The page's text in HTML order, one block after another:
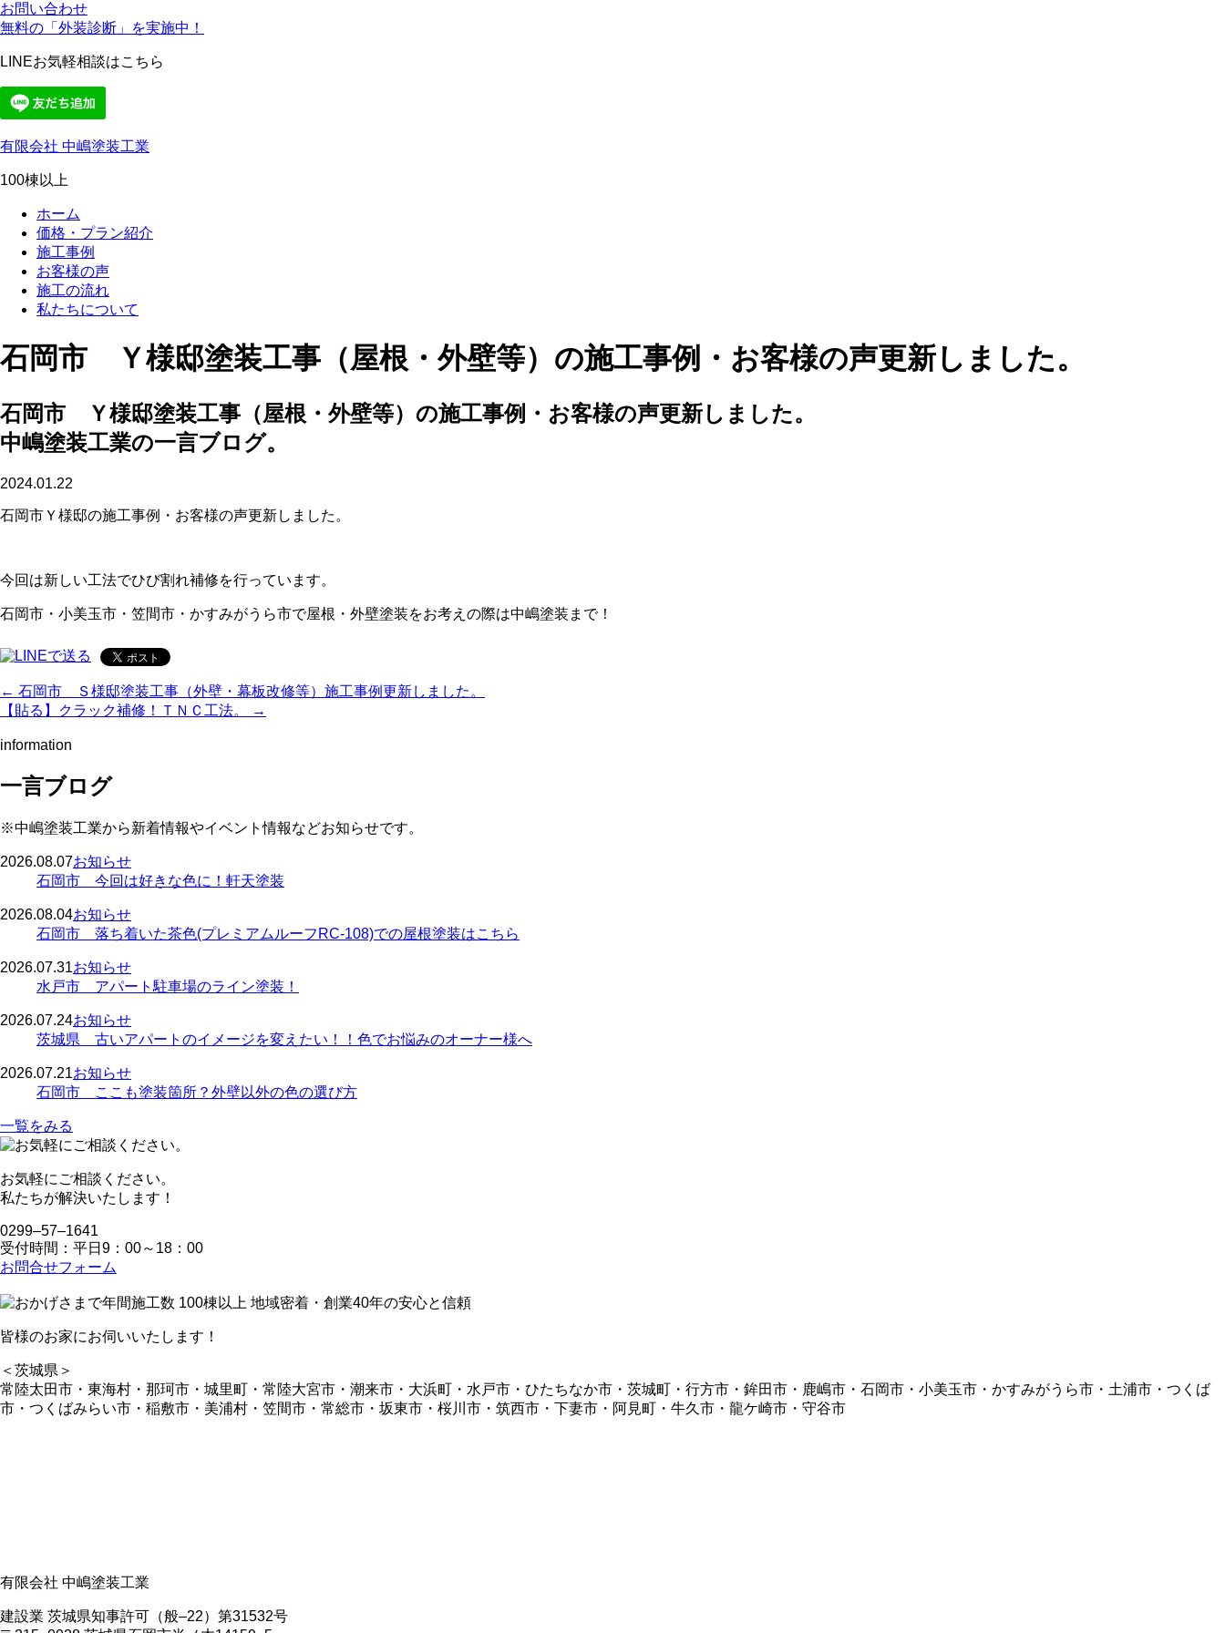
お問い合わせ
無料の「外装診断」を実施中！
LINEお気軽相談はこちら
有限会社 中嶋塗装工業
100棟以上
ホーム
価格・プラン紹介
施工事例
お客様の声
施工の流れ
私たちについて
石岡市 Ｙ様邸塗装工事（屋根・外壁等）の施工事例・お客様の声更新しました。
石岡市 Ｙ様邸塗装工事（屋根・外壁等）の施工事例・お客様の声更新しました。
中嶋塗装工業の一言ブログ。
2024.01.22
石岡市Ｙ様邸の施工事例・お客様の声更新しました。
今回は新しい工法でひび割れ補修を行っています。
石岡市・小美玉市・笠間市・かすみがうら市で屋根・外壁塗装をお考えの際は中嶋塗装まで！
← 石岡市 Ｓ様邸塗装工事（外壁・幕板改修等）施工事例更新しました。
【貼る】クラック補修！ＴＮＣ工法。 →
information
一言ブログ
※中嶋塗装工業から新着情報やイベント情報などお知らせです。
2026.08.07お知らせ
石岡市 今回は好きな色に！軒天塗装
2026.08.04お知らせ
石岡市 落ち着いた茶色(プレミアムルーフRC-108)での屋根塗装はこちら
2026.07.31お知らせ
水戸市 アパート駐車場のライン塗装！
2026.07.24お知らせ
茨城県 古いアパートのイメージを変えたい！！色でお悩みのオーナー様へ
2026.07.21お知らせ
石岡市 ここも塗装箇所？外壁以外の色の選び方
一覧をみる
お気軽にご相談ください。
私たちが解決いたします！
0299‒57‒1641
受付時間：平日9：00～18：00
お問合せフォーム
皆様のお家にお伺いいたします！
＜茨城県＞
常陸太田市・東海村・那珂市・城里町・常陸大宮市・潮来市・大浜町・水戸市・ひたちなか市・茨城町・行方市・鉾田市・鹿嶋市・石岡市・小美玉市・かすみがうら市・土浦市・つくば
市・つくばみらい市・稲敷市・美浦村・笠間市・常総市・坂東市・桜川市・筑西市・下妻市・阿見町・牛久市・龍ケ崎市・守谷市
有限会社 中嶋塗装工業
建設業 茨城県知事許可（般‒22）第31532号